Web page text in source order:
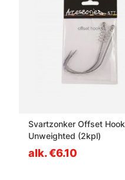
Svartzonker Offset Hook
Unweighted (2kpl)
alk. €6.10